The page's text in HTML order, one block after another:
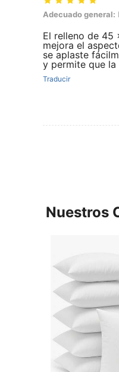
Adecuado general: La
Adecuado general:
El relleno de 45
mejora el
se aplaste
y permite que
Traducir
Nuestros